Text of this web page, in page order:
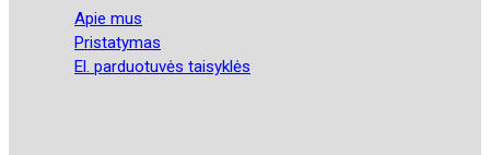
Apie mus
Pristatymas
El. parduotuvės taisyklės